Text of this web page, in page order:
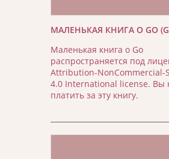
МАЛЕНЬКАЯ КНИГА О GO
Маленькая книга о Go
распространяется под
Attribution-NonCommercial-
4.0 International license. Вы
платить за эту книгу.